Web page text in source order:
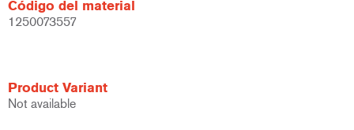
Código del material
1250073557
Product Variant
Not available